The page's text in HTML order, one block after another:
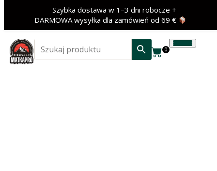
0
Szybka dostawa w 1–3 dni robocze +
DARMOWA wysyłka dla zamówień od 69 €